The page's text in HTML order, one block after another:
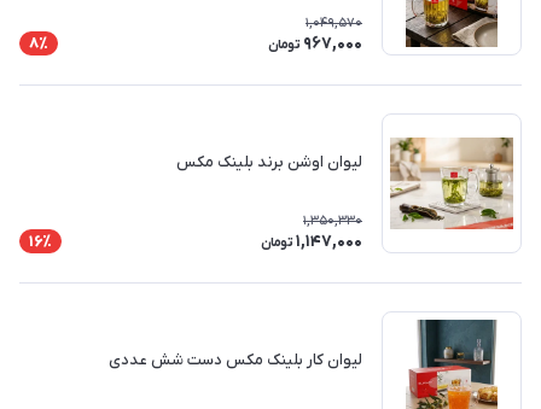
1,049,570
967,000 تومان 8٪
لیوان اوشن برند بلینک مکس
1,350,330
1,147,000 تومان 16٪
لیوان کار بلینک مکس دست شش عددی